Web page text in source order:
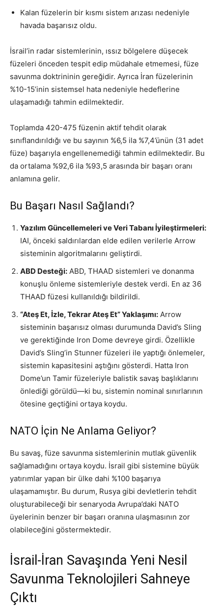
Kalan füzelerin bir kısmı sistem arızası nedeniyle
havada başarısız oldu.
İsrail’in radar sistemlerinin, ıssız bölgelere düşecek
füzeleri önceden tespit edip müdahale etmemesi, füze
savunma doktrininin gereğidir. Ayrıca İran füzelerinin
%10-15’inin sistemsel hata nedeniyle hedeflerine
ulaşamadığı tahmin edilmektedir.
Toplamda 420-475 füzenin aktif tehdit olarak
sınıflandırıldığı ve bu sayının %6,5 ila %7,4’ünün (31 adet
füze) başarıyla engellenemediği tahmin edilmektedir. Bu
da ortalama %92,6 ila %93,5 arasında bir başarı oranı
anlamına gelir.
Bu Başarı Nasıl Sağlandı?
Yazılım Güncellemeleri ve Veri Tabanı İyileştirmeleri:
IAI, önceki saldırılardan elde edilen verilerle Arrow
sisteminin algoritmalarını geliştirdi.
ABD Desteği: ABD, THAAD sistemleri ve donanma
konuşlu önleme sistemleriyle destek verdi. En az 36
THAAD füzesi kullanıldığı bildirildi.
“Ateş Et, İzle, Tekrar Ateş Et” Yaklaşımı: Arrow
sisteminin başarısız olması durumunda David’s Sling
ve gerektiğinde Iron Dome devreye girdi. Özellikle
David’s Sling’in Stunner füzeleri ile yaptığı önlemeler,
sistemin kapasitesini aştığını gösterdi. Hatta Iron
Dome’un Tamir füzeleriyle balistik savaş başlıklarını
önlediği görüldü—ki bu, sistemin nominal sınırlarının
ötesine geçtiğini ortaya koydu.
NATO İçin Ne Anlama Geliyor?
Bu savaş, füze savunma sistemlerinin mutlak güvenlik
sağlamadığını ortaya koydu. İsrail gibi sistemine büyük
yatırımlar yapan bir ülke dahi %100 başarıya
ulaşamamıştır. Bu durum, Rusya gibi devletlerin tehdit
oluşturabileceği bir senaryoda Avrupa’daki NATO
üyelerinin benzer bir başarı oranına ulaşmasının zor
olabileceğini göstermektedir.
İsrail-İran Savaşında Yeni Nesil
Savunma Teknolojileri Sahneye
Çıktı